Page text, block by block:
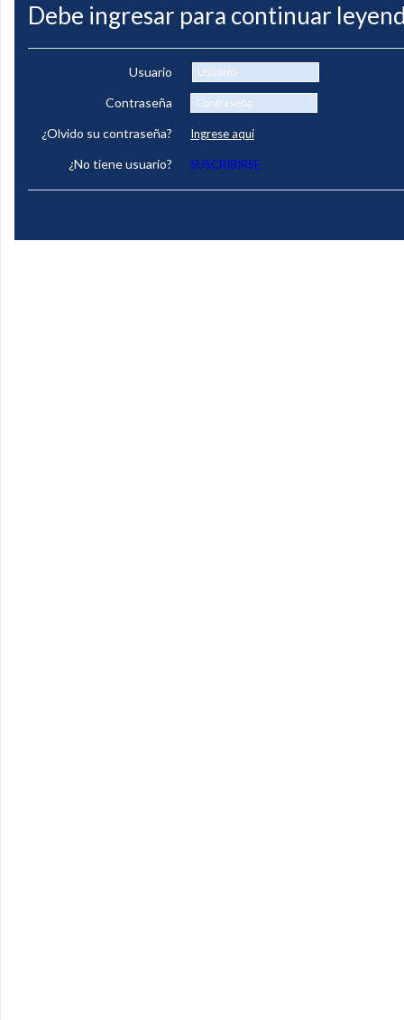
Debe ingresar para continuar
Usuario
Contraseña
¿Olvido su contraseña?
Ingrese aquí
¿No tiene usuario? SUSCRIBIRSE